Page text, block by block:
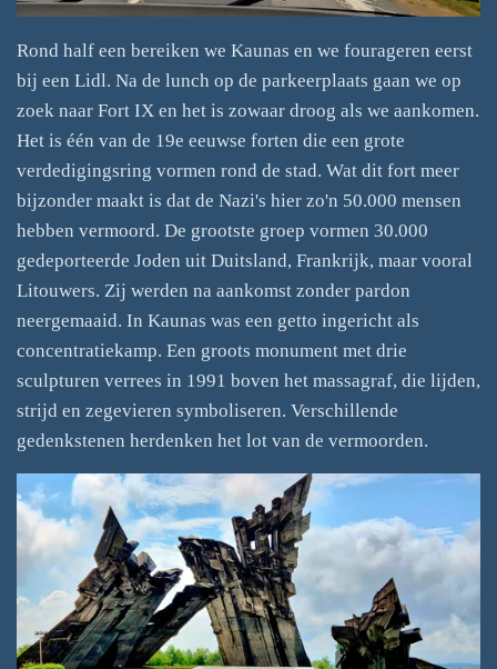
Rond half een bereiken we Kaunas en we fourageren eerst
bij een Lidl. Na de lunch op de parkeerplaats gaan we op
zoek naar Fort IX en het is zowaar droog als we aankomen.
Het is één van de 19e eeuwse forten die een grote
verdedigingsring vormen rond de stad. Wat dit fort meer
bijzonder maakt is dat de Nazi's hier zo'n 50.000 mensen
hebben vermoord. De grootste groep vormen 30.000
gedeporteerde Joden uit Duitsland, Frankrijk, maar vooral
Litouwers. Zij werden na aankomst zonder pardon
neergemaaid. In Kaunas was een getto ingericht als
concentratiekamp. Een groots monument met drie
sculpturen verrees in 1991 boven het massagraf, die lijden,
strijd en zegevieren symboliseren. Verschillende
gedenkstenen herdenken het lot van de vermoorden.